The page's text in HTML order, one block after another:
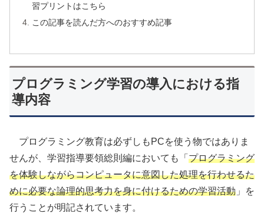
習プリントはこちら
この記事を読んだ方へのおすすめ記事
プログラミング学習の導入における指
導内容
プログラミング教育は必ずしもPCを使う物ではありま
せんが、学習指導要領総則編においても「 プログラミング
を体験しながらコンピュータに意図した処理を行わせるた
めに必要な論理的思考力を身に付けるための学習活動 」を
行うことが明記されています。